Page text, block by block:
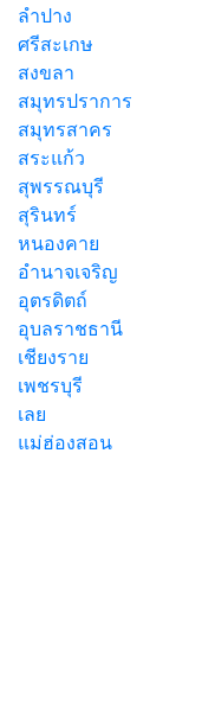
ลำปาง
ศรีสะเกษ
สงขลา
สมุทรปราการ
สมุทรสาคร
สระแก้ว
สุพรรณบุรี
สุรินทร์
หนองคาย
อำนาจเจริญ
อุตรดิตถ์
อุบลราชธานี
เชียงราย
เพชรบุรี
เลย
แม่ฮ่องสอน